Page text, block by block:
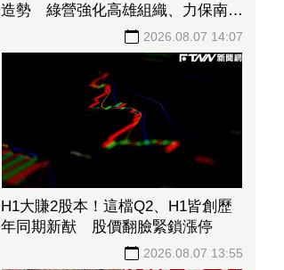
造勢 綠營強化高雄組織、力保南臺
2026.08.07 14:07
H1大賺2股本！這檔Q2、H1皆創歷
年同期新猷 股價翻臉緊鎖漲停
2026.08.07 13:55